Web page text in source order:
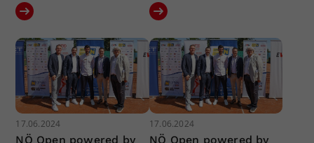
17.06.2024
NÖ Open powered by
17.06.2024
NÖ Open powered by